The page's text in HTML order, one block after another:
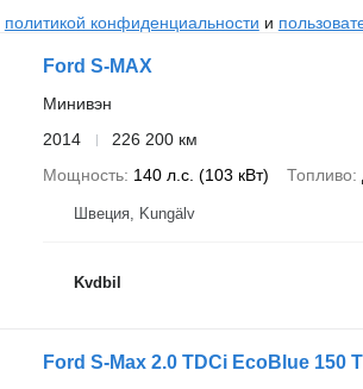
политикой конфиденциальности и
Ford S-MAX
Минивэн
2014
226 200 км
Мощность 140 л.с. (103 кВт) Топливо
Швеция, Kungälv
Kvdbil
Ford S-Max 2.0 TDCi EcoBlue 150